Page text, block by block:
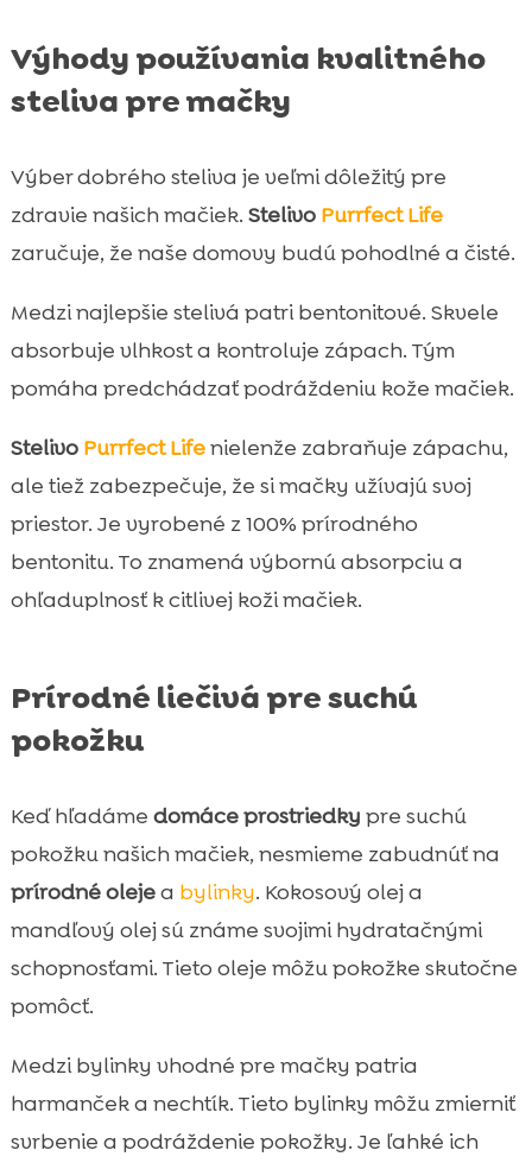
Výhody používania kvalitného
steliva pre mačky
Výber dobrého steliva je veľmi dôležitý pre
zdravie našich mačiek. Stelivo Purrfect Life
zaručuje, že naše domovy budú pohodlné a čisté.
Medzi najlepšie stelivá patri bentonitové. Skvele
absorbuje vlhkost a kontroluje zápach. Tým
pomáha predchádzať podráždeniu kože mačiek.
Stelivo Purrfect Lifenielenže zabraňuje zápachu,
ale tiež zabezpečuje, že si mačky užívajú svoj
priestor. Je vyrobené z 100% prírodného
bentonitu. To znamená výbornú absorpciu a
ohľaduplnosť k citlivej koži mačiek.
Prírodné liečivá pre suchú
pokožku
Keď hľadáme domáce prostriedky pre suchú
pokožku našich mačiek, nesmieme zabudnúť na
prírodné olejea bylinky. Kokosový olej a
mandľový olej sú známe svojimi hydratačnými
schopnosťami. Tieto oleje môžu pokožke skutočne
pomôcť.
Medzi bylinky vhodné pre mačky patria
harmanček a nechtík. Tieto bylinky môžu zmierniť
svrbenie a podráždenie pokožky. Je ľahké ich